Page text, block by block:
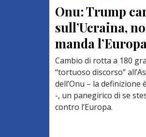
Onu: Trump
sull’Ucraina,
manda
Cambio di rotta a 180
“tortuoso discorso”
dell’Onu – la definizione
-, un panegirico di se
contro l’Europa.